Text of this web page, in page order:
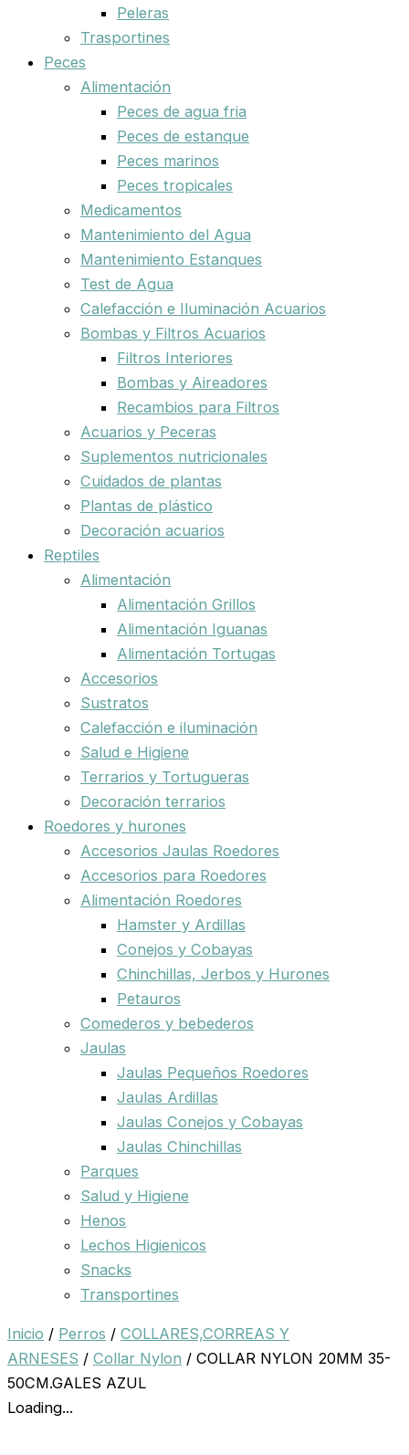
Peleras
Trasportines
Peces
Alimentación
Peces de agua fria
Peces de estanque
Peces marinos
Peces tropicales
Medicamentos
Mantenimiento del Agua
Mantenimiento Estanques
Test de Agua
Calefacción e Iluminación Acuarios
Bombas y Filtros Acuarios
Filtros Interiores
Bombas y Aireadores
Recambios para Filtros
Acuarios y Peceras
Suplementos nutricionales
Cuidados de plantas
Plantas de plástico
Decoración acuarios
Reptiles
Alimentación
Alimentación Grillos
Alimentación Iguanas
Alimentación Tortugas
Accesorios
Sustratos
Calefacción e iluminación
Salud e Higiene
Terrarios y Tortugueras
Decoración terrarios
Roedores y hurones
Accesorios Jaulas Roedores
Accesorios para Roedores
Alimentación Roedores
Hamster y Ardillas
Conejos y Cobayas
Chinchillas, Jerbos y Hurones
Petauros
Comederos y bebederos
Jaulas
Jaulas Pequeños Roedores
Jaulas Ardillas
Jaulas Conejos y Cobayas
Jaulas Chinchillas
Parques
Salud y Higiene
Henos
Lechos Higienicos
Snacks
Transportines
Inicio / Perros / COLLARES,CORREAS Y
ARNESES / Collar Nylon / COLLAR NYLON 20MM 35-
50CM.GALES AZUL
Loading...